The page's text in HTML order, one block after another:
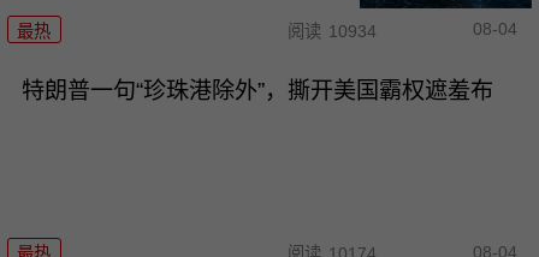
最热 阅读 10934 08-04
特朗普一句“珍珠港除外”，撕开美国霸权遮羞布
08-04